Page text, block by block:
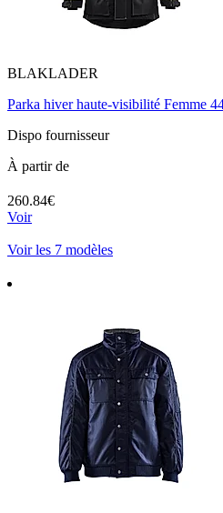
BLAKLADER
Parka hiver haute-visibilité Femme
Dispo fournisseur
À partir de
260.84€
Voir
Voir les 7 modèles